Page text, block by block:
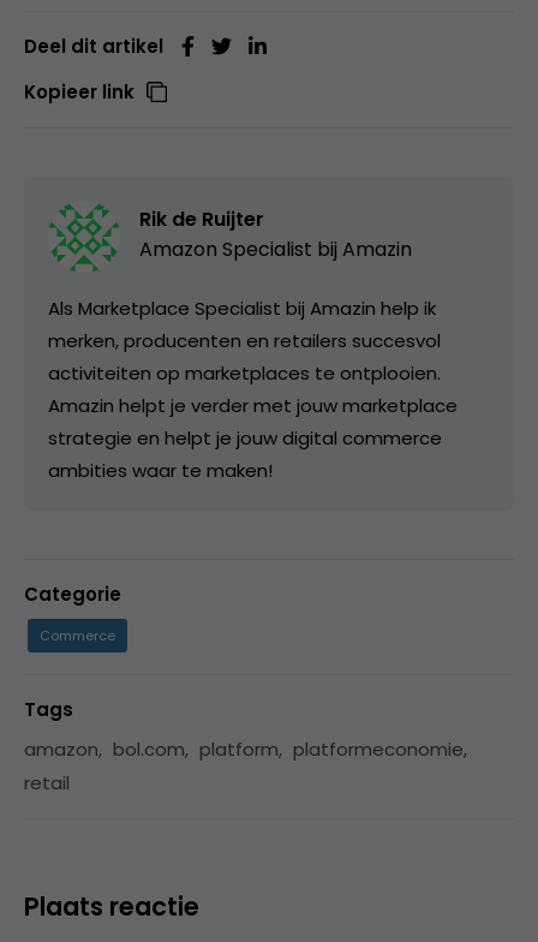
Deel dit artikel
Kopieer link
Rik de Ruijter
Amazon Specialist bij Amazin
Als Marketplace Specialist bij Amazin help ik
merken, producenten en retailers succesvol
activiteiten op marketplaces te ontplooien.
Amazin helpt je verder met jouw marketplace
strategie en helpt je jouw digital commerce
ambities waar te maken!
Categorie
Commerce
Tags
amazon, bol.com, platform, platformeconomie,
retail
Plaats reactie